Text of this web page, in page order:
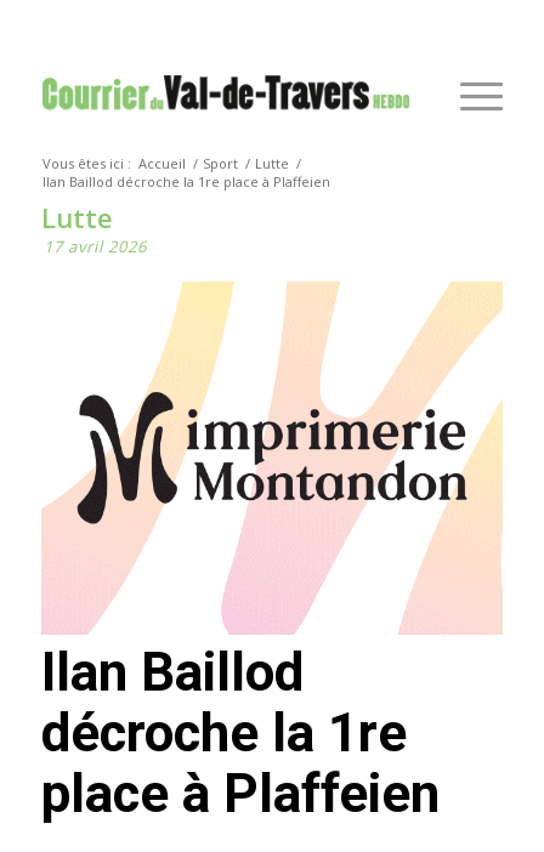
Vous êtes ici : Accueil / Sport / Lutte /
Ilan Baillod décroche la 1re place à Plaffeien
Lutte
17 avril 2026
Ilan Baillod
décroche la 1re
place à Plaffeien